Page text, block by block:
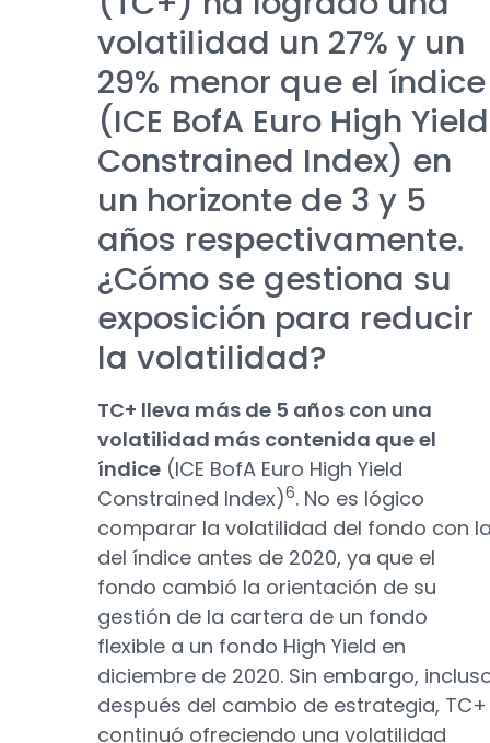
volatilidad un 27% y un
29% menor que el índice
(ICE BofA Euro High Yield
Constrained Index) en
un horizonte de 3 y 5
años respectivamente.
¿Cómo se gestiona su
exposición para reducir
la volatilidad?
TC+ lleva más de 5 años con una
volatilidad más contenida que el
índice (ICE BofA Euro High Yield
Constrained Index)6. No es lógico
comparar la volatilidad del fondo con
del índice antes de 2020, ya que el
fondo cambió la orientación de su
gestión de la cartera de un fondo
flexible a un fondo High Yield en
diciembre de 2020. Sin embargo,
después del cambio de estrategia, TC+
continuó ofreciendo una volatilidad